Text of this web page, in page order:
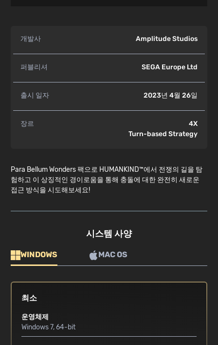
개발사 Amplitude Studios
퍼블리셔 SEGA Europe Ltd
출시 일자 2023년 4월 26일
장르
4X
Turn-based Strategy
Para Bellum Wonders 팩으로 HUMANKIND™에서 전쟁의 길을 탐
험하고 이 상징적인 경이로움을 통해 충돌에 대한 완전히 새로운
접근 방식을 시도해보세요!
시스템 사양
WINDOWS MAC OS
최소
운영체제
Windows 7, 64-bit